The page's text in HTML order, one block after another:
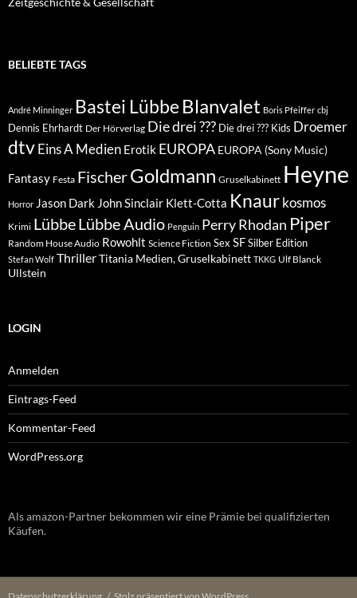
BELIEBTE TAGS
André Minninger Bastei Lübbe Blanvalet Boris Pfeiffer cbj
Dennis Ehrhardt Der Hörverlag Die drei ??? Die drei ??? Kids Droemer
dtvEins A Medien Erotik EUROPA EUROPA (Sony Music)
Fantasy Festa FischerGoldmann Gruselkabinett Heyne
Horror Jason Dark John Sinclair Klett-Cotta Knaur kosmos
Krimi LübbeLübbe Audio Penguin Perry Rhodan Piper
Random House Audio Rowohlt Science Fiction Sex SFSilber Edition
Stefan Wolf ThrillerTitania Medien, Gruselkabinett TKKG Ulf Blanck
Ullstein
LOGIN
Anmelden
Eintrags-Feed
Kommentar-Feed
WordPress.org
Als amazon-Partner bekommen wir eine Prämie bei qualifizierten
Käufen.